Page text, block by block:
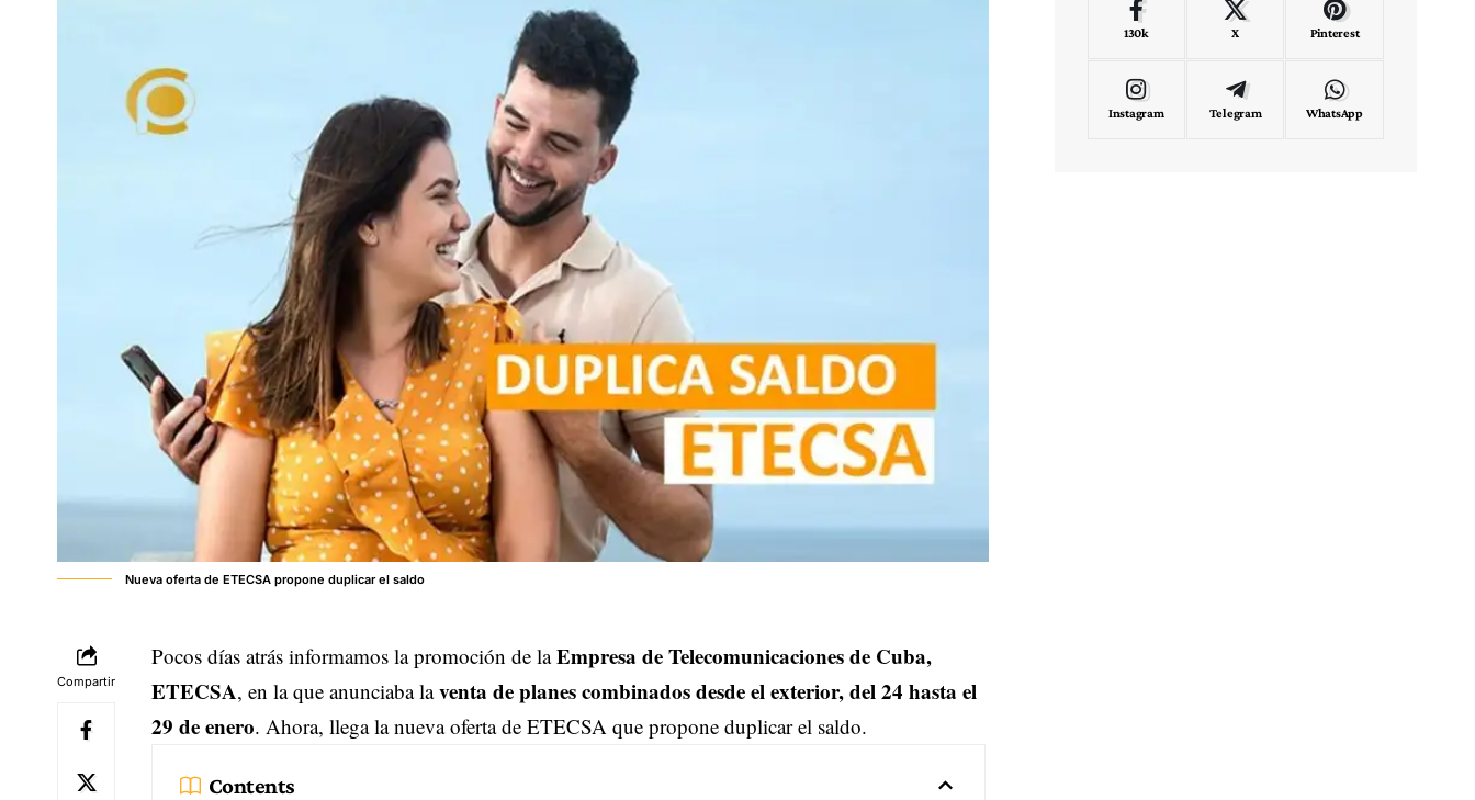
Nueva oferta de ETECSA propone duplicar el saldo
Compartir
Pocos días atrás informamos la promoción de laEmpresa de Telecomunicaciones de Cuba,
ETECSA, en la que anunciaba laventa de planes combinados desde el exterior, del 24 hasta el
29 de enero. Ahora, llega la nueva oferta de ETECSA que propone duplicar el saldo.
Contents
130k X Pinterest
Instagram Telegram WhatsApp